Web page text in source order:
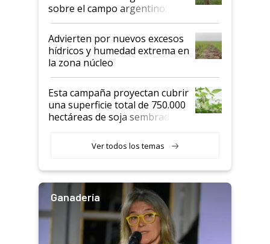
sobre el campo argentino:
"Estoy muy impresionado"
Advierten por nuevos excesos
hídricos y humedad extrema en
la zona núcleo
Esta campaña proyectan cubrir
una superficie total de 750.000
hectáreas de soja sembradas
variedades que marcan un
salto tecnológico en genética y
Ver todos los temas
Ganadería